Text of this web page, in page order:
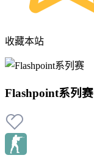
收藏本站
Flashpoint系列赛